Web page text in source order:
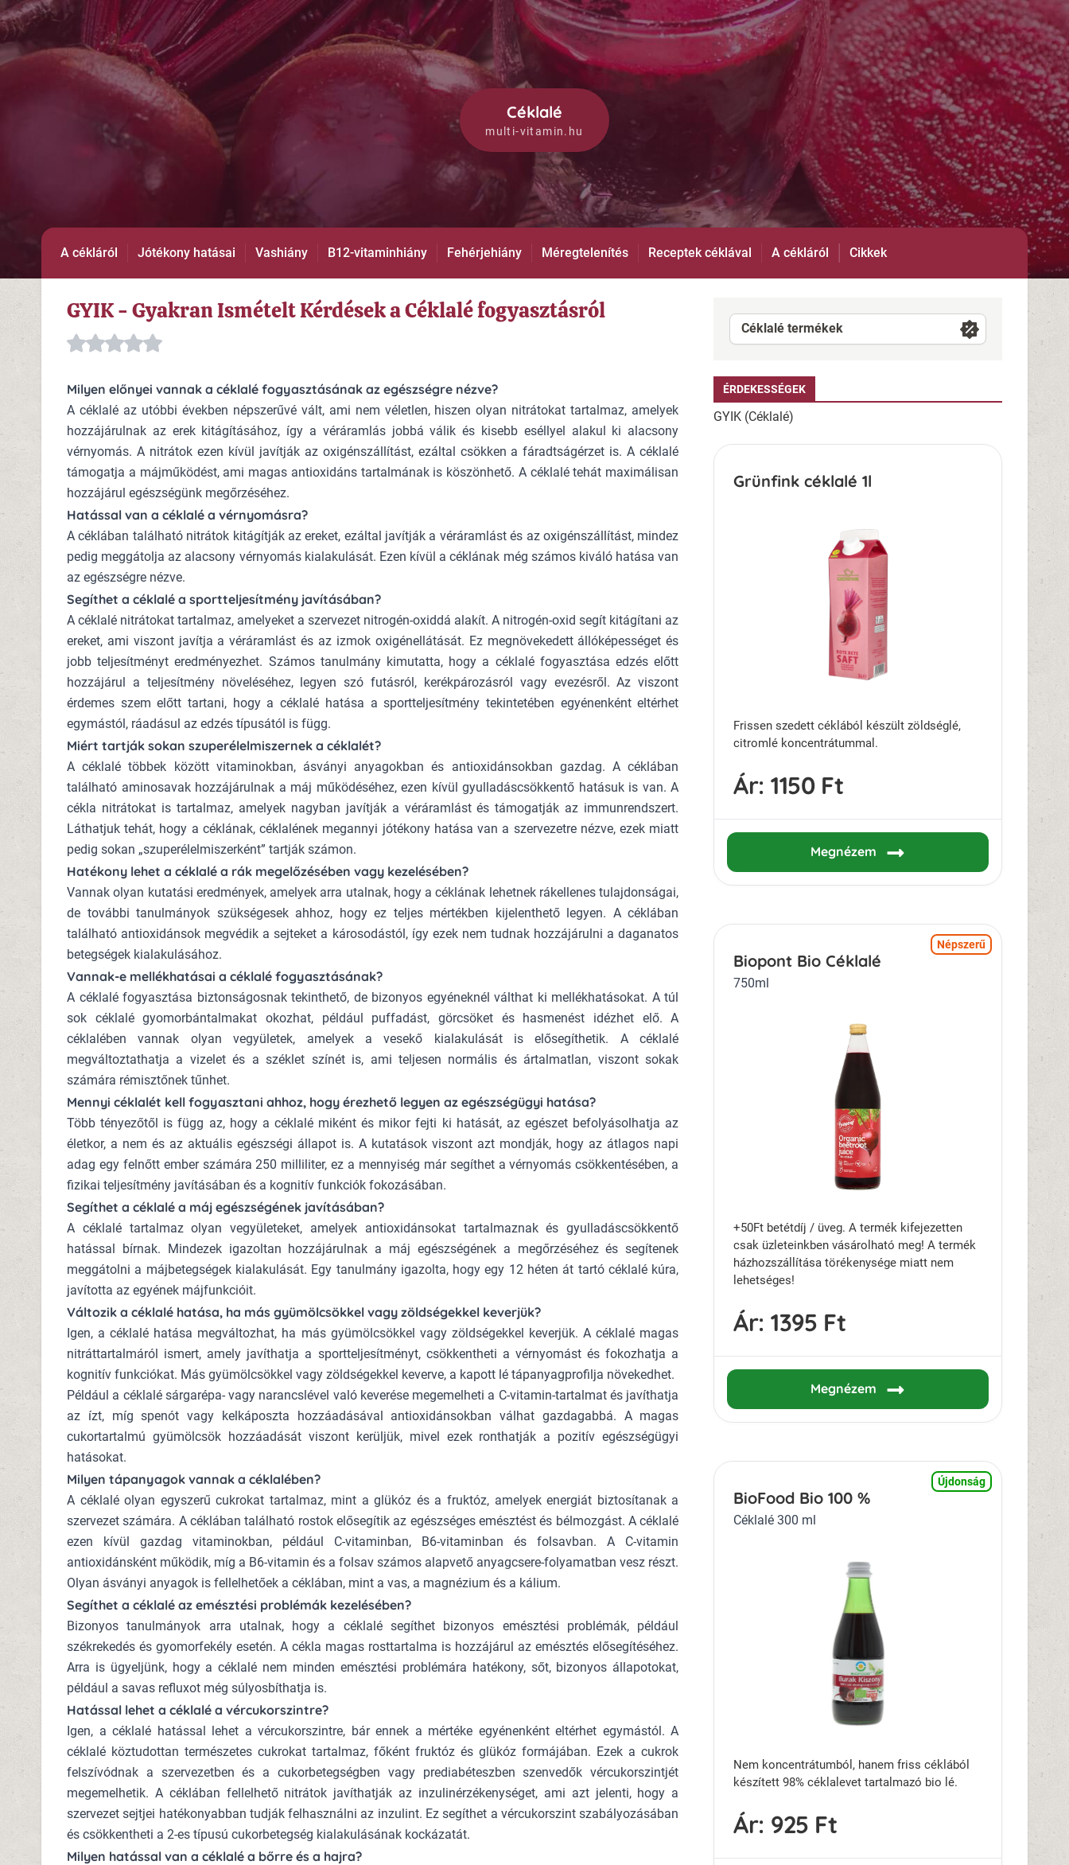
Céklalé
multi-vitamin.hu
A cékláról Jótékony hatásai Vashiány B12-vitaminhiány Fehérjehiány Méregtelenítés Receptek céklával A cékláról Cikkek
GYIK - Gyakran Ismételt Kérdések a Céklalé fogyasztásról
Milyen előnyei vannak a céklalé fogyasztásának az egészségre nézve?
A céklalé az utóbbi években népszerűvé vált, ami nem véletlen, hiszen olyan nitrátokat tartalmaz, amelyek
hozzájárulnak az erek kitágításához, így a véráramlás jobbá válik és kisebb eséllyel alakul ki alacsony
vérnyomás. A nitrátok ezen kívül javítják az oxigénszállítást, ezáltal csökken a fáradtságérzet is. A céklalé
támogatja a májműködést, ami magas antioxidáns tartalmának is köszönhető. A céklalé tehát maximálisan
hozzájárul egészségünk megőrzéséhez.
Hatással van a céklalé a vérnyomásra?
A céklában található nitrátok kitágítják az ereket, ezáltal javítják a véráramlást és az oxigénszállítást, mindez
pedig meggátolja az alacsony vérnyomás kialakulását. Ezen kívül a céklának még számos kiváló hatása van
az egészségre nézve.
Segíthet a céklalé a sportteljesítmény javításában?
A céklalé nitrátokat tartalmaz, amelyeket a szervezet nitrogén-oxiddá alakít. A nitrogén-oxid segít kitágítani az
ereket, ami viszont javítja a véráramlást és az izmok oxigénellátását. Ez megnövekedett állóképességet és
jobb teljesítményt eredményezhet. Számos tanulmány kimutatta, hogy a céklalé fogyasztása edzés előtt
hozzájárul a teljesítmény növeléséhez, legyen szó futásról, kerékpározásról vagy evezésről. Az viszont
érdemes szem előtt tartani, hogy a céklalé hatása a sportteljesítmény tekintetében egyénenként eltérhet
egymástól, ráadásul az edzés típusától is függ.
Miért tartják sokan szuperélelmiszernek a céklalét?
A céklalé többek között vitaminokban, ásványi anyagokban és antioxidánsokban gazdag. A céklában
található aminosavak hozzájárulnak a máj működéséhez, ezen kívül gyulladáscsökkentő hatásuk is van. A
cékla nitrátokat is tartalmaz, amelyek nagyban javítják a véráramlást és támogatják az immunrendszert.
Láthatjuk tehát, hogy a céklának, céklalének megannyi jótékony hatása van a szervezetre nézve, ezek miatt
pedig sokan „szuperélelmiszerként” tartják számon.
Hatékony lehet a céklalé a rák megelőzésében vagy kezelésében?
Vannak olyan kutatási eredmények, amelyek arra utalnak, hogy a céklának lehetnek rákellenes tulajdonságai,
de további tanulmányok szükségesek ahhoz, hogy ez teljes mértékben kijelenthető legyen. A céklában
található antioxidánsok megvédik a sejteket a károsodástól, így ezek nem tudnak hozzájárulni a daganatos
betegségek kialakulásához.
Vannak-e mellékhatásai a céklalé fogyasztásának?
A céklalé fogyasztása biztonságosnak tekinthető, de bizonyos egyéneknél válthat ki mellékhatásokat. A túl
sok céklalé gyomorbántalmakat okozhat, például puffadást, görcsöket és hasmenést idézhet elő. A
céklalében vannak olyan vegyületek, amelyek a vesekő kialakulását is elősegíthetik. A céklalé
megváltoztathatja a vizelet és a széklet színét is, ami teljesen normális és ártalmatlan, viszont sokak
számára rémisztőnek tűnhet.
Mennyi céklalét kell fogyasztani ahhoz, hogy érezhető legyen az egészségügyi hatása?
Több tényezőtől is függ az, hogy a céklalé miként és mikor fejti ki hatását, az egészet befolyásolhatja az
életkor, a nem és az aktuális egészségi állapot is. A kutatások viszont azt mondják, hogy az átlagos napi
adag egy felnőtt ember számára 250 milliliter, ez a mennyiség már segíthet a vérnyomás csökkentésében, a
fizikai teljesítmény javításában és a kognitív funkciók fokozásában.
Segíthet a céklalé a máj egészségének javításában?
A céklalé tartalmaz olyan vegyületeket, amelyek antioxidánsokat tartalmaznak és gyulladáscsökkentő
hatással bírnak. Mindezek igazoltan hozzájárulnak a máj egészségének a megőrzéséhez és segítenek
meggátolni a májbetegségek kialakulását. Egy tanulmány igazolta, hogy egy 12 héten át tartó céklalé kúra,
javította az egyének májfunkcióit.
Változik a céklalé hatása, ha más gyümölcsökkel vagy zöldségekkel keverjük?
Igen, a céklalé hatása megváltozhat, ha más gyümölcsökkel vagy zöldségekkel keverjük. A céklalé magas
nitráttartalmáról ismert, amely javíthatja a sportteljesítményt, csökkentheti a vérnyomást és fokozhatja a
kognitív funkciókat. Más gyümölcsökkel vagy zöldségekkel keverve, a kapott lé tápanyagprofilja növekedhet.
Például a céklalé sárgarépa- vagy narancslével való keverése megemelheti a C-vitamin-tartalmat és javíthatja
az ízt, míg spenót vagy kelkáposzta hozzáadásával antioxidánsokban válhat gazdagabbá. A magas
cukortartalmú gyümölcsök hozzáadását viszont kerüljük, mivel ezek ronthatják a pozitív egészségügyi
hatásokat.
Milyen tápanyagok vannak a céklalében?
A céklalé olyan egyszerű cukrokat tartalmaz, mint a glükóz és a fruktóz, amelyek energiát biztosítanak a
szervezet számára. A céklában található rostok elősegítik az egészséges emésztést és bélmozgást. A céklalé
ezen kívül gazdag vitaminokban, például C-vitaminban, B6-vitaminban és folsavban. A C-vitamin
antioxidánsként működik, míg a B6-vitamin és a folsav számos alapvető anyagcsere-folyamatban vesz részt.
Olyan ásványi anyagok is fellelhetőek a céklában, mint a vas, a magnézium és a kálium.
Segíthet a céklalé az emésztési problémák kezelésében?
Bizonyos tanulmányok arra utalnak, hogy a céklalé segíthet bizonyos emésztési problémák, például
székrekedés és gyomorfekély esetén. A cékla magas rosttartalma is hozzájárul az emésztés elősegítéséhez.
Arra is ügyeljünk, hogy a céklalé nem minden emésztési problémára hatékony, sőt, bizonyos állapotokat,
például a savas refluxot még súlyosbíthatja is.
Hatással lehet a céklalé a vércukorszintre?
Igen, a céklalé hatással lehet a vércukorszintre, bár ennek a mértéke egyénenként eltérhet egymástól. A
céklalé köztudottan természetes cukrokat tartalmaz, főként fruktóz és glükóz formájában. Ezek a cukrok
felszívódnak a szervezetben és a cukorbetegségben vagy prediabéteszben szenvedők vércukorszintjét
megemelhetik. A céklában fellelhető nitrátok javíthatják az inzulinérzékenységet, ami azt jelenti, hogy a
szervezet sejtjei hatékonyabban tudják felhasználni az inzulint. Ez segíthet a vércukorszint szabályozásában
és csökkentheti a 2-es típusú cukorbetegség kialakulásának kockázatát.
Milyen hatással van a céklalé a bőrre és a hajra?
Céklalé termékek
ÉRDEKESSÉGEK
GYIK (Céklalé)
Grünfink céklalé 1l
Frissen szedett céklából készült zöldséglé,
citromlé koncentrátummal.
Ár: 1150 Ft
Megnézem
Népszerű
Biopont Bio Céklalé
750ml
+50Ft betétdíj / üveg. A termék kifejezetten
csak üzleteinkben vásárolható meg! A termék
házhozszállítása törékenysége miatt nem
lehetséges!
Ár: 1395 Ft
Megnézem
Újdonság
BioFood Bio 100 %
Céklalé 300 ml
Nem koncentrátumból, hanem friss céklából
készített 98% céklalevet tartalmazó bio lé.
Ár: 925 Ft